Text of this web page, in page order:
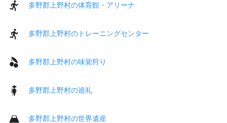
多野郡上野村の体育館・アリーナ
多野郡上野村のトレーニングセンター
多野郡上野村の味覚狩り
多野郡上野村の巡礼
多野郡上野村の世界遺産